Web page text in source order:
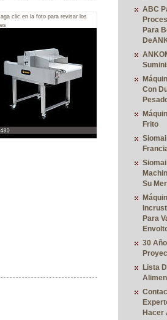
clic en la foto para revisar los
ABC
Para
Con
Frito
Su
Para
30
Lista
Hacer